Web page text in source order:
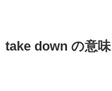
take down の意味